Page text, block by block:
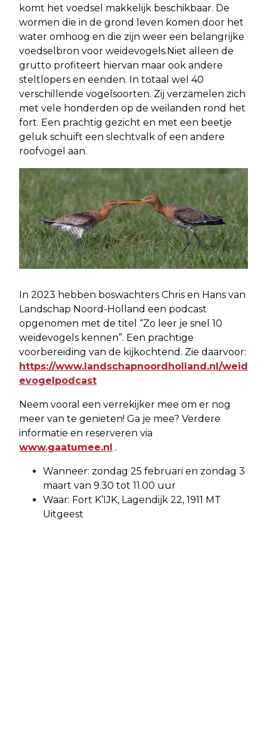
komt het voedsel makkelijk beschikbaar. De
wormen die in de grond leven komen door het
water omhoog en die zijn weer een belangrijke
voedselbron voor weidevogels.Niet alleen de
grutto profiteert hiervan maar ook andere
steltlopers en eenden. In totaal wel 40
verschillende vogelsoorten. Zij verzamelen zich
met vele honderden op de weilanden rond het
fort. Een prachtig gezicht en met een beetje
geluk schuift een slechtvalk of een andere
roofvogel aan.
In 2023 hebben boswachters Chris en Hans van
Landschap Noord-Holland een podcast
opgenomen met de titel “Zo leer je snel 10
weidevogels kennen”. Een prachtige
voorbereiding van de kijkochtend. Zie daarvoor:
https://www.landschapnoordholland.nl/weid
evogelpodcast
Neem vooral een verrekijker mee om er nog
meer van te genieten! Ga je mee? Verdere
informatie en reserveren via
www.gaatumee.nl .
Wanneer: zondag 25 februari en zondag 3
maart van 9.30 tot 11.00 uur
Waar: Fort K’IJK, Lagendijk 22, 1911 MT
Uitgeest